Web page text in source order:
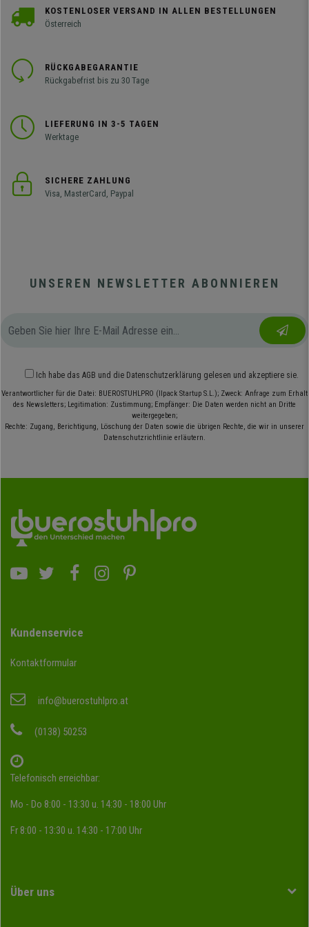
KOSTENLOSER VERSAND IN ALLEN BESTELLUNGEN
Österreich
RÜCKGABEGARANTIE
Rückgabefrist bis zu 30 Tage
LIEFERUNG IN 3-5 TAGEN
Werktage
SICHERE ZAHLUNG
Visa, MasterCard, Paypal
UNSEREN NEWSLETTER ABONNIEREN
Ich habe das AGB und die Datenschutzerklärung gelesen und akzeptiere sie.
Verantwortlicher für die Datei: BUEROSTUHLPRO (Ilpack Startup S.L.); Zweck: Anfrage zum Erhalt
des Newsletters; Legitimation: Zustimmung; Empfänger: Die Daten werden nicht an Dritte
weitergegeben;
Rechte: Zugang, Berichtigung, Löschung der Daten sowie die übrigen Rechte, die wir in unserer
Datenschutzrichtlinie erläutern.
Kundenservice
Kontaktformular
info@buerostuhlpro.at
(0138) 50253
Telefonisch erreichbar:
Mo - Do 8:00 - 13:30 u. 14:30 - 18:00 Uhr
Fr 8:00 - 13:30 u. 14:30 - 17:00 Uhr
Über uns